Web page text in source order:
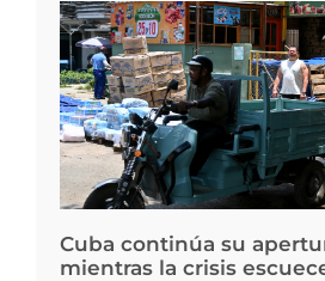
Cuba continúa su
mientras la crisis